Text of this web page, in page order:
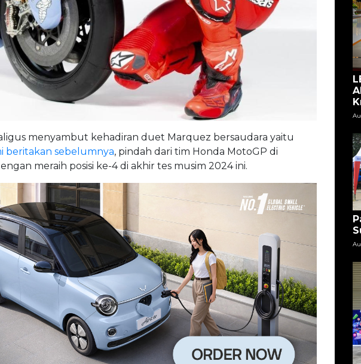
menyambut kehadiran duet Marquez bersaudara yaitu
beritakan sebelumnya, pindah dari tim Honda MotoGP di
meraih posisi ke-4 di akhir tes musim 2024 ini.